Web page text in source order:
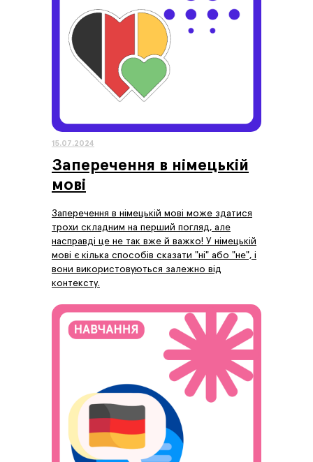
Заперечення в німецькій
мові
Заперечення в німецькій мові може здатися
трохи складним на перший погляд, але
насправді це не так вже й важко! У німецькій
мові є кілька способів сказати "ні" або "не", і
вони використовуються залежно від
контексту.
15.07.2024